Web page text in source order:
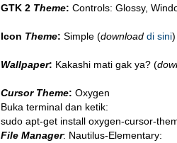
GTK 2 Theme: Controls: Glossy,
Icon Theme: Simple (download di sini)
Wallpaper: Kakashi mati gak ya? (
Cursor Theme: Oxygen
Buka terminal dan ketik:
sudo apt-get install oxygen-cursor-
File Manager: Nautilus-Elementary: